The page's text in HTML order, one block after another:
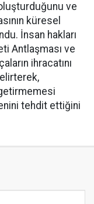
ve
küresel
İnsan hakları
Antlaşması ve
ihracatını
tehdit ettiğini